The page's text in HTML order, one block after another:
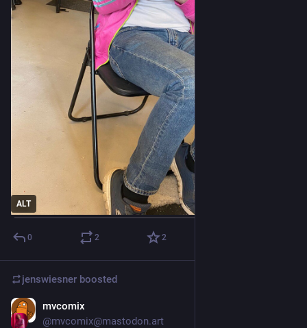
ALT
0 2 2
jenswiesner boosted
mvcomix
@mvcomix@mastodon.art